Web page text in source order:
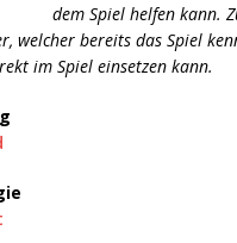
dem Spiel helfen kann.
welcher bereits das Spiel
im Spiel einsetzen kann.